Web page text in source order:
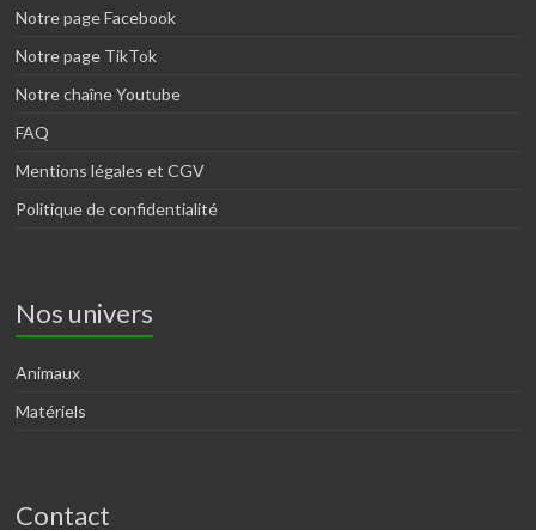
Notre page Facebook
Notre page TikTok
Notre chaîne Youtube
FAQ
Mentions légales et CGV
Politique de confidentialité
Nos univers
Animaux
Matériels
Contact